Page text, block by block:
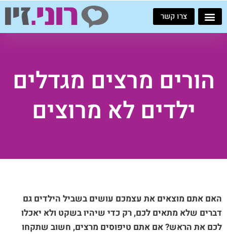
דילוג
לתוכן
צרו קשר
הורים מרצים מגדלים
ילדים לא מרוצים
האם אתם מוצאים את עצמכם עושים בשביל הילדים גם
דברים שלא מתאים לכם, רק כדי שיהיו בשקט ולא יאכלו
לכם את הראש? אם אתם טיפוסים מרצים, חשוב שתקחו